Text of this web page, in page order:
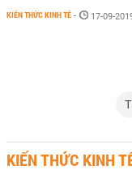
KIẾN THỨC KINH TẾ - 17-09-
KIẾN THỨC KINH